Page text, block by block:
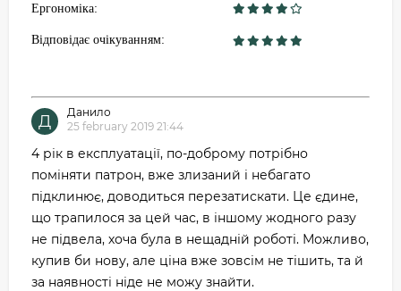
Ергономіка:
Відповідає очікуванням:
Д
Данило
25 february 2019 21:44
4 рік в експлуатації, по-доброму потрібно
поміняти патрон, вже злизаний і небагато
підклинює, доводиться перезатискати. Це єдине,
що трапилося за цей час, в іншому жодного разу
не підвела, хоча була в нещадній роботі. Можливо,
купив би нову, але ціна вже зовсім не тішить, та й
за наявності ніде не можу знайти.